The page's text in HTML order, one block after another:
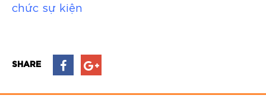
chức sự kiện
SHARE